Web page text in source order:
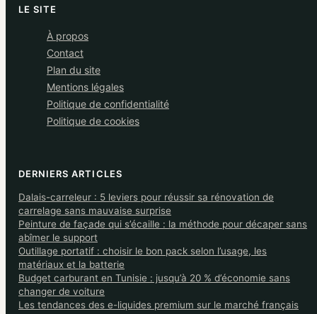
LE SITE
À propos
Contact
Plan du site
Mentions légales
Politique de confidentialité
Politique de cookies
DERNIERS ARTICLES
Dalais-carreleur : 5 leviers pour réussir sa rénovation de
carrelage sans mauvaise surprise
Peinture de façade qui s’écaille : la méthode pour décaper sans
abîmer le support
Outillage portatif : choisir le bon pack selon l’usage, les
matériaux et la batterie
Budget carburant en Tunisie : jusqu’à 20 % d’économie sans
changer de voiture
Les tendances des e-liquides premium sur le marché français